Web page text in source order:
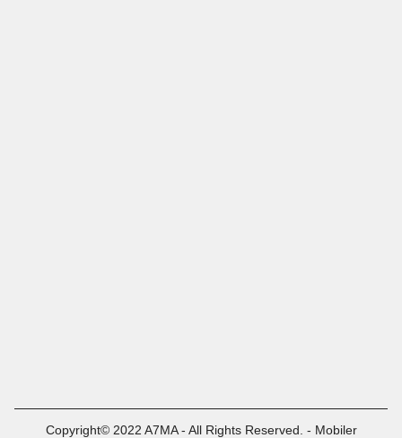
Copyright© 2022 A7MA - All Rights Reserved. - Mobiler